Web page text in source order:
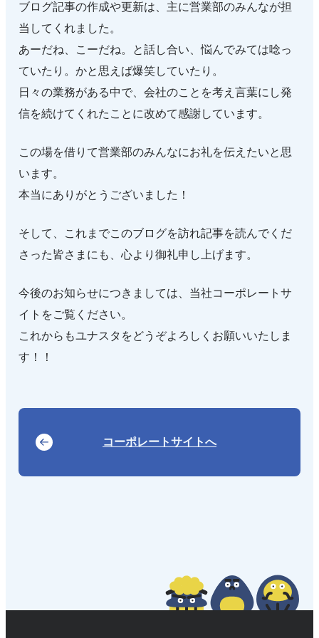
ブログ記事の作成や更新は、主に営業部のみんなが担
当してくれました。
あーだね、こーだね。と話し合い、悩んでみては唸っ
ていたり。かと思えば爆笑していたり。
日々の業務がある中で、会社のことを考え言葉にし発
信を続けてくれたことに改めて感謝しています。
この場を借りて営業部のみんなにお礼を伝えたいと思
います。
本当にありがとうございました！
そして、これまでこのブログを訪れ記事を読んでくだ
さった皆さまにも、心より御礼申し上げます。
今後のお知らせにつきましては、当社コーポレートサ
イトをご覧ください。
これからもユナスタをどうぞよろしくお願いいたしま
す！！
コーポレートサイトへ